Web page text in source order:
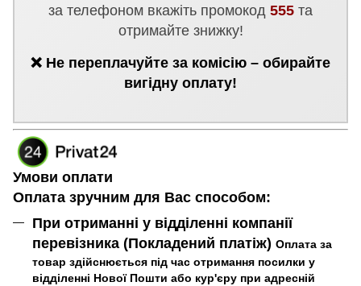
за телефоном вкажіть промокод 555 та
отримайте знижку!
❌ Не переплачуйте за комісію – обирайте
вигідну оплату!
Умови оплати
Оплата зручним для Вас способом:
При отриманні у відділенні компанії
перевізника (Покладений платіж) Оплата за
товар здійснюється під час отримання посилки у
відділенні Нової Пошти або кур'єру при адресній